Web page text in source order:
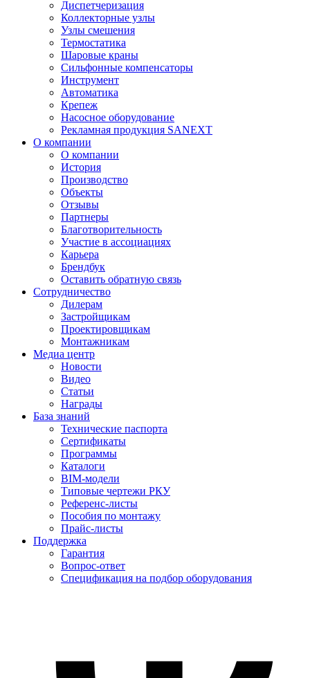
Диспетчеризация
Коллекторные узлы
Узлы смешения
Термостатика
Шаровые краны
Сильфонные компенсаторы
Инструмент
Автоматика
Крепеж
Насосное оборудование
Рекламная продукция SANEXT
О компании
О компании
История
Производство
Объекты
Отзывы
Партнеры
Благотворительность
Участие в ассоциациях
Карьера
Брендбук
Оставить обратную связь
Сотрудничество
Дилерам
Застройщикам
Проектировщикам
Монтажникам
Медиа центр
Новости
Видео
Статьи
Награды
База знаний
Технические паспорта
Сертификаты
Программы
Каталоги
BIM-модели
Типовые чертежи РКУ
Референс-листы
Пособия по монтажу
Прайс-листы
Поддержка
Гарантия
Вопрос-ответ
Спецификация на подбор оборудования